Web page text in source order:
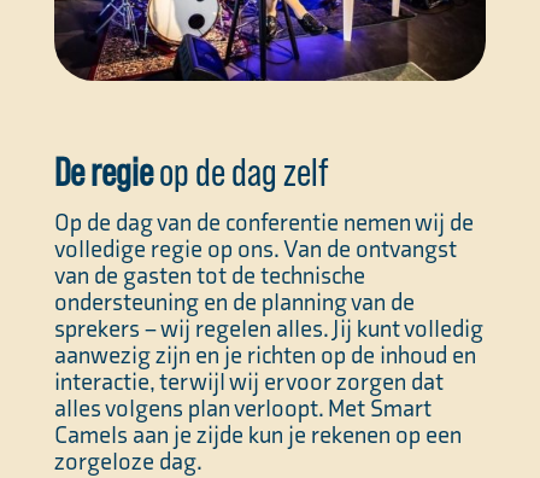
De regieop de dag zelf
Op de dag van de conferentie nemen wij de
volledige regie op ons. Van de ontvangst
van de gasten tot de technische
ondersteuning en de planning van de
sprekers – wij regelen alles. Jij kunt volledig
aanwezig zijn en je richten op de inhoud en
interactie, terwijl wij ervoor zorgen dat
alles volgens plan verloopt. Met Smart
Camels aan je zijde kun je rekenen op een
zorgeloze dag.